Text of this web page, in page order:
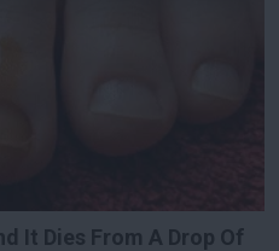
It Dies From A Drop Of